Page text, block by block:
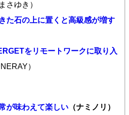
さゆき）
た石の上に置くと高級感が増す
をリモートワークに取り入
）
が味わえて楽しい （ナミノリ）